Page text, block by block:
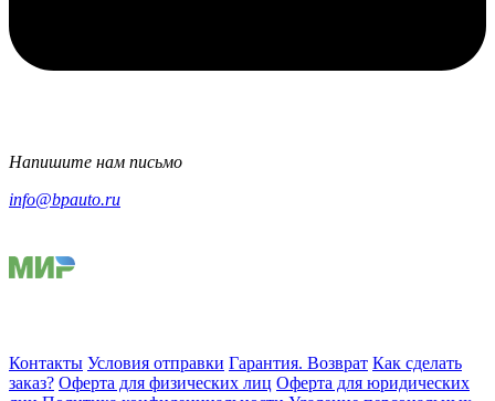
Напишите нам письмо
info@bpauto.ru
Контакты Условия отправки Гарантия. Возврат Как сделать
заказ? Оферта для физических лиц Оферта для юридических